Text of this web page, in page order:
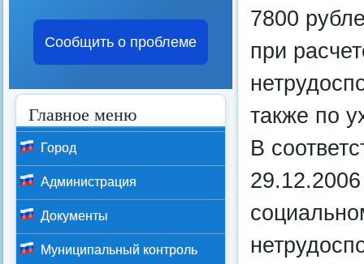
7800
при
также по
В
Сообщить о проблеме
Главное меню
Город
Администрация
Документы
Муниципальный контроль